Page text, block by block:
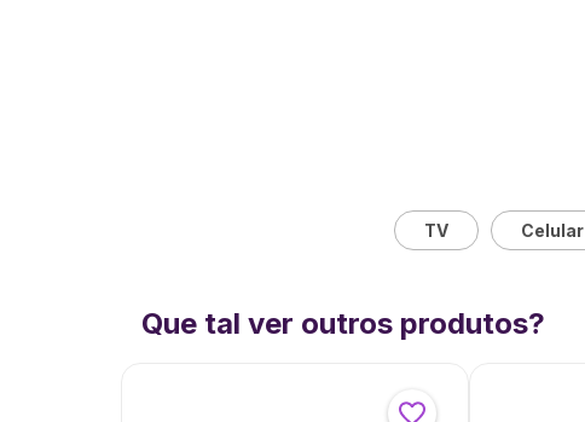
TV Celular
Que tal ver outros produtos?